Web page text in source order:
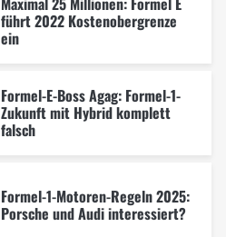
führt 2022 Kostenobergrenze
ein
Formel-E-Boss Agag: Formel-1-
Zukunft mit Hybrid komplett
falsch
Formel-1-Motoren-Regeln 2025:
Porsche und Audi interessiert?